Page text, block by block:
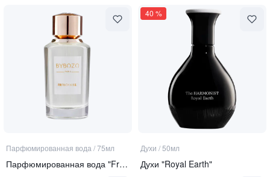
Парфюмированная вода /75мл
Парфюмированная вода "French Kiss"
40 %
Духи /50мл
Духи "Royal Earth"